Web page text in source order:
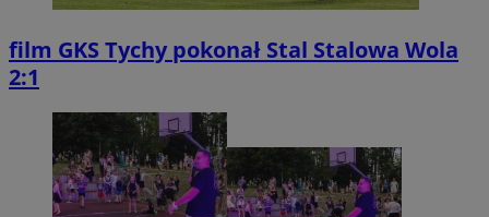
film GKS Tychy pokonał Stal Stalowa Wola
2:1